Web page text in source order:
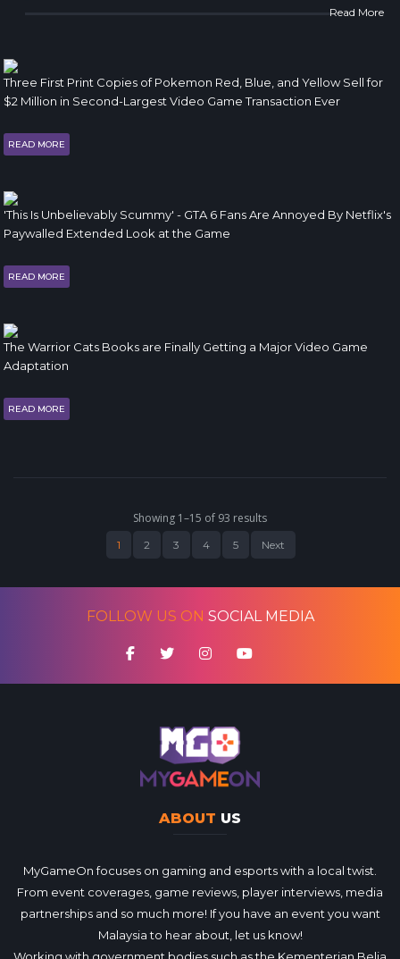
Read More
Three First Print Copies of Pokemon Red, Blue, and Yellow Sell for
$2 Million in Second-Largest Video Game Transaction Ever
READ MORE
'This Is Unbelievably Scummy' - GTA 6 Fans Are Annoyed By Netflix's
Paywalled Extended Look at the Game
READ MORE
The Warrior Cats Books are Finally Getting a Major Video Game
Adaptation
READ MORE
Showing 1–15 of 93 results
1 2 3 4 5 Next
FOLLOW US ON SOCIAL MEDIA
ABOUT US
MyGameOn focuses on gaming and esports with a local twist.
From event coverages, game reviews, player interviews, media
partnerships and so much more! If you have an event you want
Malaysia to hear about, let us know!